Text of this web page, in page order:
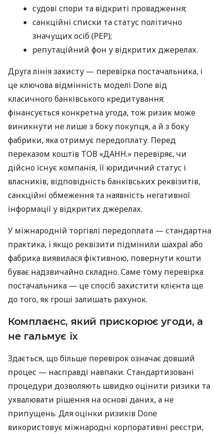
судові спори та відкриті провадження;
санкційні списки та статус політично
значущих осіб (PEP);
репутаційний фон у відкритих джерелах.
Друга лінія захисту — перевірка постачальника, і
це ключова відмінність моделі Done від
класичного банківського кредитування:
фінансується конкретна угода, тож ризик може
виникнути не лише з боку покупця, а й з боку
фабрики, яка отримує передоплату. Перед
переказом коштів ТОВ «ДАНН.» перевіряє, чи
дійсно існує компанія, її юридичний статус і
власників, відповідність банківських реквізитів,
санкційні обмеження та наявність негативної
інформації у відкритих джерелах.
У міжнародній торгівлі передоплата — стандартна
практика, і якщо реквізити підмінили шахраї або
фабрика виявилася фіктивною, повернути кошти
буває надзвичайно складно. Саме тому перевірка
постачальника — це спосіб захистити клієнта ще
до того, як гроші залишать рахунок.
Комплаєнс, який прискорює угоди, а
не гальмує їх
Здається, що більше перевірок означає довший
процес — насправді навпаки. Стандартизовані
процедури дозволяють швидко оцінити ризики та
ухвалювати рішення на основі даних, а не
припущень. Для оцінки ризиків Done
використовує міжнародні корпоративні реєстри,